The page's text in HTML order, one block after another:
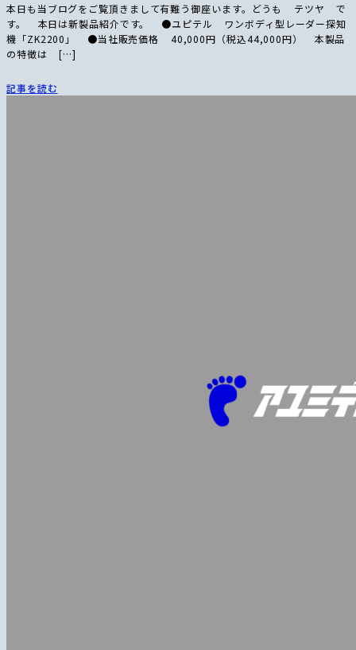
本日も当ブログをご覧頂きまして有難う御座います。どうも テツヤ で
す。 本日は新製品紹介です。 ●ユピテル ワンボディ型レーダー探知
機「ZK2200」 ●当社販売価格 40,000円（税込44,000円） 本製品
の特徴は […]
記事を読む